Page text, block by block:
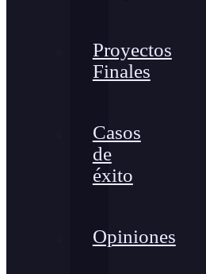
Proyectos
Finales
Casos
de
éxito
Opiniones